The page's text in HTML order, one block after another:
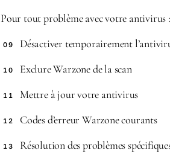
Pour tout problème avec votre antivirus :
09 Désactiver temporairement
10 Exclure Warzone de la scan
11 Mettre à jour votre antivirus
12 Codes d’erreur Warzone courants
13 Résolution des problèmes